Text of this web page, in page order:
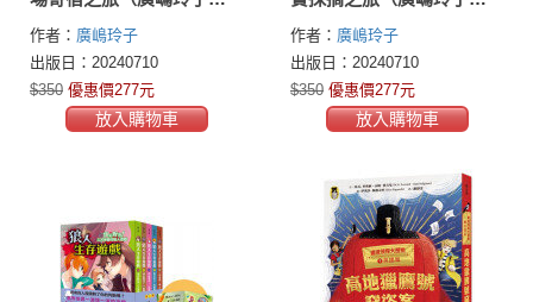
新業務）
作者： 廣嶋玲子
出版日：20240710
$350 優惠價277元
放入購物車
新業務）
作者： 廣嶋玲子
出版日：20240710
$350 優惠價277元
放入購物車